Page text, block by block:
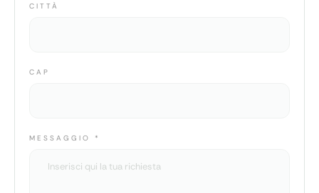
CITTÀ
CAP
MESSAGGIO *